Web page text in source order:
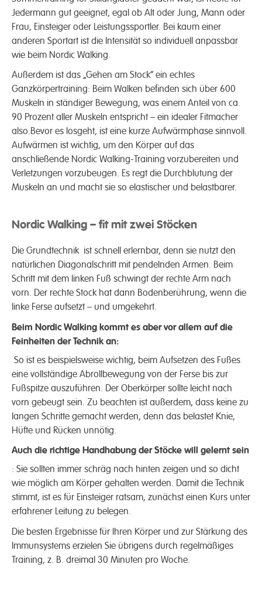
Jedermann gut geeignet, egal ob Alt oder Jung, Mann oder
Frau, Einsteiger oder Leistungssportler. Bei kaum einer
anderen Sportart ist die Intensität so individuell anpassbar
wie beim Nordic Walking.
Außerdem ist das „Gehen am Stock“ ein echtes
Ganzkörpertraining: Beim Walken befinden sich über 600
Muskeln in ständiger Bewegung, was einem Anteil von ca.
90 Prozent aller Muskeln entspricht – ein idealer Fitmacher
also.Bevor es losgeht, ist eine kurze Aufwärmphase sinnvoll.
Aufwärmen ist wichtig, um den Körper auf das
anschließende Nordic Walking-Training vorzubereiten und
Verletzungen vorzubeugen. Es regt die Durchblutung der
Muskeln an und macht sie so elastischer und belastbarer.
Nordic Walking – fit mit zwei Stöcken
Die Grundtechnik ist schnell erlernbar, denn sie nutzt den
natürlichen Diagonalschritt mit pendelnden Armen. Beim
Schritt mit dem linken Fuß schwingt der rechte Arm nach
vorn. Der rechte Stock hat dann Bodenberührung, wenn die
linke Ferse aufsetzt – und umgekehrt.
Beim Nordic Walking kommt es aber vor allem auf die
Feinheiten der Technik an:
So ist es beispiels­weise wichtig, beim Aufsetzen des Fußes
eine vollständige Abroll­bewegung von der Ferse bis zur
Fußspitze auszuführen. Der Ober­körper sollte leicht nach
vorn gebeugt sein. Zu beachten ist außerdem, dass keine zu
langen Schritte gemacht werden, denn das belastet Knie,
Hüfte und Rücken unnötig.
Auch die richtige Hand­habung der Stöcke will gelernt sein
: Sie sollten immer schräg nach hinten zeigen und so dicht
wie möglich am Körper gehalten werden. Damit die Technik
stimmt, ist es für Einsteiger ratsam, zunächst einen Kurs unter
erfahrener Leitung zu belegen.
Die besten Ergebnisse für Ihren Körper und zur Stärkung des
Immunsystems erzielen Sie übrigens durch regelmäßiges
Training, z. B. dreimal 30 Minuten pro Woche.